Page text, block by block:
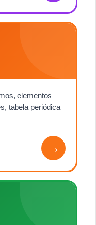
elementos
tabela periódica
→